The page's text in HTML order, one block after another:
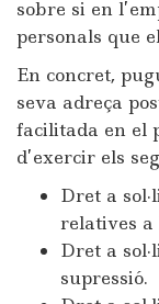
sobre si en
personals que
En concret,
seva adreça
facilitada en el
d’exercir els
Dret a
relatives a
Dret a
supressió.